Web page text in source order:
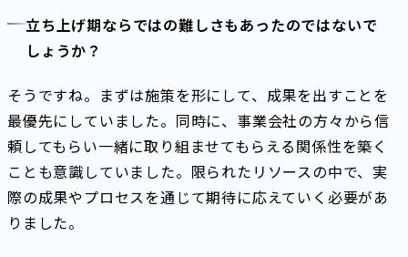
立ち上げ期ならではの難しさもあったのではないで
しょうか？
そうですね。まずは施策を形にして、成果を出すことを
最優先にしていました。同時に、事業会社の方々から信
頼してもらい一緒に取り組ませてもらえる関係性を築く
ことも意識していました。限られたリソースの中で、実
際の成果やプロセスを通じて期待に応えていく必要があ
りました。